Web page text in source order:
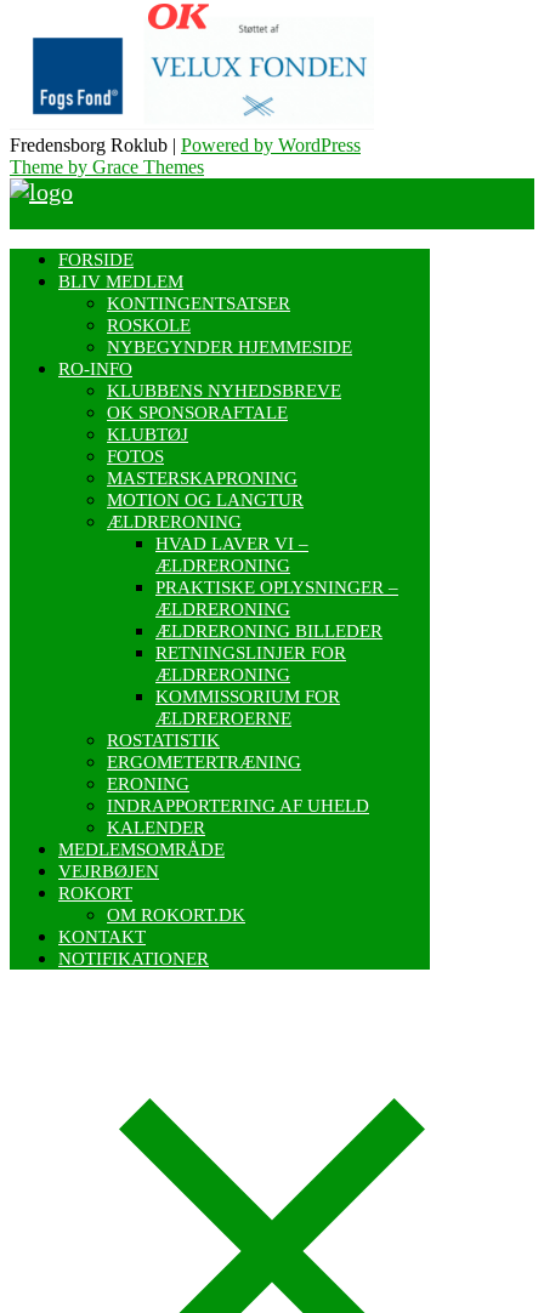
Fredensborg Roklub | Powered by WordPress
Theme by Grace Themes
FORSIDE
BLIV MEDLEM
KONTINGENTSATSER
ROSKOLE
NYBEGYNDER HJEMMESIDE
RO-INFO
KLUBBENS NYHEDSBREVE
OK SPONSORAFTALE
KLUBTØJ
FOTOS
MASTERSKAPRONING
MOTION OG LANGTUR
ÆLDRERONING
HVAD LAVER VI –
ÆLDRERONING
PRAKTISKE OPLYSNINGER –
ÆLDRERONING
ÆLDRERONING BILLEDER
RETNINGSLINJER FOR
ÆLDRERONING
KOMMISSORIUM FOR
ÆLDREROERNE
ROSTATISTIK
ERGOMETERTRÆNING
ERONING
INDRAPPORTERING AF UHELD
KALENDER
MEDLEMSOMRÅDE
VEJRBØJEN
ROKORT
OM ROKORT.DK
KONTAKT
NOTIFIKATIONER